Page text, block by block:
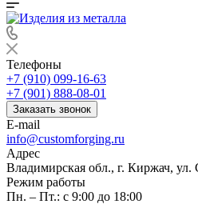
Телефоны
+7 (910) 099-16-63
+7 (901) 888-08-01
Заказать звонок
E-mail
info@customforging.ru
Адрес
Владимирская обл., г. Киржач, ул.
Режим работы
Пн. – Пт.: с 9:00 до 18:00